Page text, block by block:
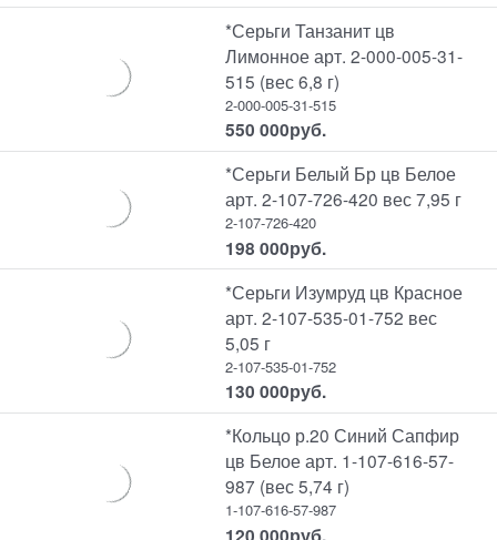
*Серьги Танзанит цв
Лимонное арт. 2-000-005-31-
515 (вес 6,8 г)
2-000-005-31-515
550 000руб.
*Серьги Белый Бр цв Белое
арт. 2-107-726-420 вес 7,95 г
2-107-726-420
198 000руб.
*Серьги Изумруд цв Красное
арт. 2-107-535-01-752 вес
5,05 г
2-107-535-01-752
130 000руб.
*Кольцо р.20 Синий Сапфир
цв Белое арт. 1-107-616-57-
987 (вес 5,74 г)
1-107-616-57-987
120 000руб.